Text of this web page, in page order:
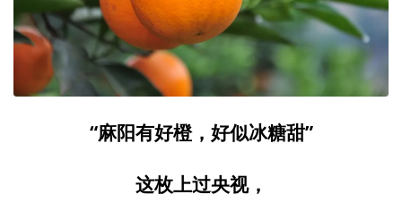
“麻阳有好橙，好似冰糖甜”
这枚上过央视，